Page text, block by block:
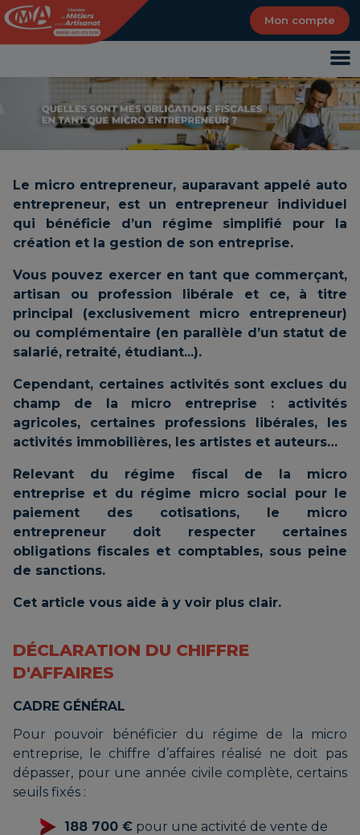
Mon compte
Le micro entrepreneur, auparavant appelé auto
entrepreneur, est un entrepreneur individuel
qui bénéficie d’un régime simplifié pour la
création et la gestion de son entreprise.
Vous pouvez exercer en tant que commerçant,
artisan ou profession libérale et ce, à titre
principal (exclusivement micro entrepreneur)
ou complémentaire (en parallèle d’un statut de
salarié, retraité, étudiant...).
Cependant, certaines activités sont exclues du
champ de la micro entreprise : activités
agricoles, certaines professions libérales, les
activités immobilières, les artistes et auteurs…
Relevant du régime fiscal de la micro
entreprise et du régime micro social pour le
paiement des cotisations, le micro
entrepreneur doit respecter certaines
obligations fiscales et comptables, sous peine
de sanctions.
Cet article vous aide à y voir plus clair.
DÉCLARATION DU CHIFFRE
D'AFFAIRES
CADRE GÉNÉRAL
Pour pouvoir bénéficier du régime de la micro
entreprise, le chiffre d’affaires réalisé ne doit pas
dépasser, pour une année civile complète, certains
seuils fixés :
188 700 € pour une activité de vente de
Panneau de gestion des cookies